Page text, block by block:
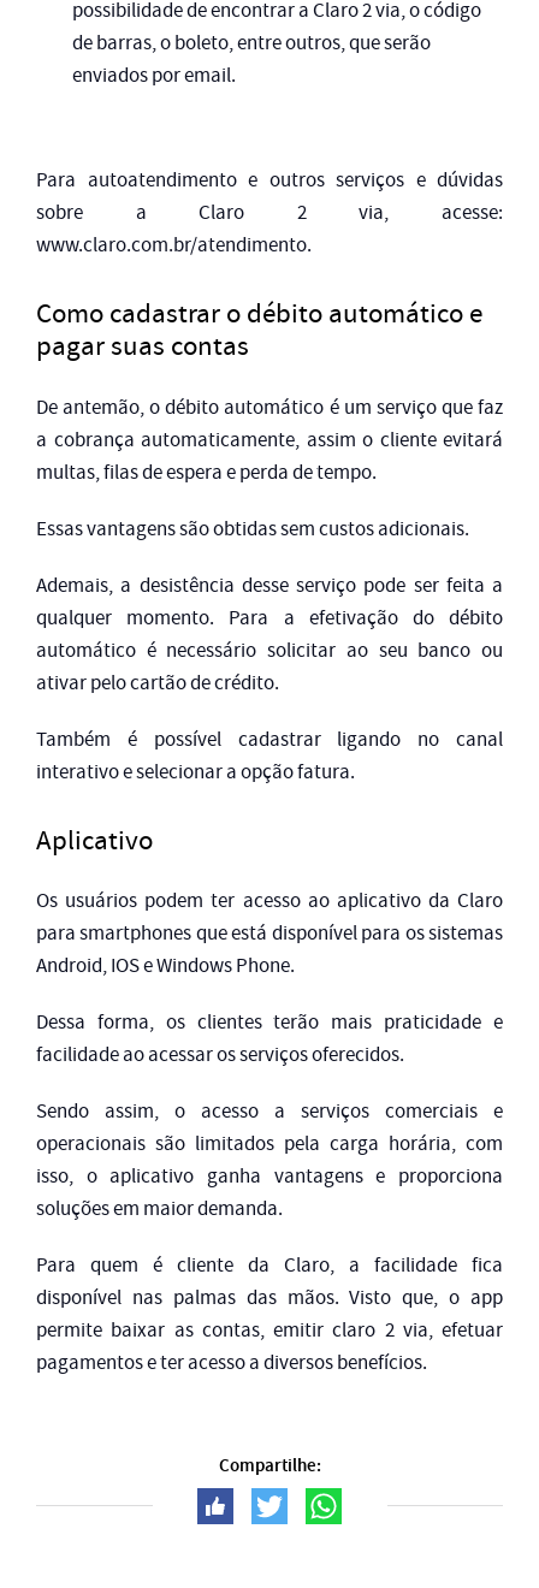
possibilidade de encontrar a Claro 2 via, o código
de barras, o boleto, entre outros, que serão
enviados por email.
Para autoatendimento e outros serviços e dúvidas
sobre a Claro 2 via, acesse:
www.claro.com.br/atendimento.
Como cadastrar o débito automático e
pagar suas contas
De antemão, o débito automático é um serviço que faz
a cobrança automaticamente, assim o cliente evitará
multas, filas de espera e perda de tempo.
Essas vantagens são obtidas sem custos adicionais.
Ademais, a desistência desse serviço pode ser feita a
qualquer momento. Para a efetivação do débito
automático é necessário solicitar ao seu banco ou
ativar pelo cartão de crédito.
Também é possível cadastrar ligando no canal
interativo e selecionar a opção fatura.
Aplicativo
Os usuários podem ter acesso ao aplicativo da Claro
para smartphones que está disponível para os sistemas
Android, IOS e Windows Phone.
Dessa forma, os clientes terão mais praticidade e
facilidade ao acessar os serviços oferecidos.
Sendo assim, o acesso a serviços comerciais e
operacionais são limitados pela carga horária, com
isso, o aplicativo ganha vantagens e proporciona
soluções em maior demanda.
Para quem é cliente da Claro, a facilidade fica
disponível nas palmas das mãos. Visto que, o app
permite baixar as contas, emitir claro 2 via, efetuar
pagamentos e ter acesso a diversos benefícios.
Compartilhe: